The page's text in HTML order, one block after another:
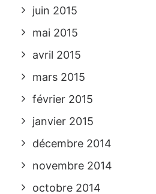
juin 2015
mai 2015
avril 2015
mars 2015
février 2015
janvier 2015
décembre 2014
novembre 2014
octobre 2014